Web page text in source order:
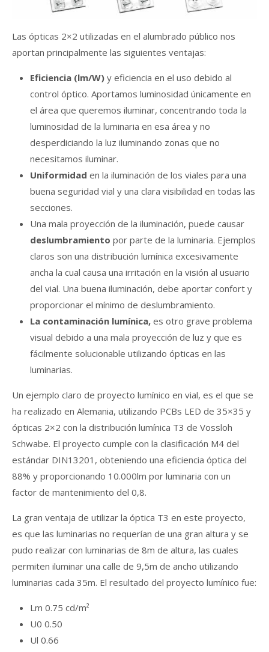
Las ópticas 2×2 utilizadas en el alumbrado público nos
aportan principalmente las siguientes ventajas:
Eficiencia (lm/W) y eficiencia en el uso debido al
control óptico. Aportamos luminosidad únicamente en
el área que queremos iluminar, concentrando toda la
luminosidad de la luminaria en esa área y no
desperdiciando la luz iluminando zonas que no
necesitamos iluminar.
Uniformidad en la iluminación de los viales para una
buena seguridad vial y una clara visibilidad en todas las
secciones.
Una mala proyección de la iluminación, puede causar
deslumbramiento por parte de la luminaria. Ejemplos
claros son una distribución lumínica excesivamente
ancha la cual causa una irritación en la visión al usuario
del vial. Una buena iluminación, debe aportar confort y
proporcionar el mínimo de deslumbramiento.
La contaminación lumínica, es otro grave problema
visual debido a una mala proyección de luz y que es
fácilmente solucionable utilizando ópticas en las
luminarias.
Un ejemplo claro de proyecto lumínico en vial, es el que se
ha realizado en Alemania, utilizando PCBs LED de 35×35 y
ópticas 2×2 con la distribución lumínica T3 de Vossloh
Schwabe. El proyecto cumple con la clasificación M4 del
estándar DIN13201, obteniendo una eficiencia óptica del
88% y proporcionando 10.000lm por luminaria con un
factor de mantenimiento del 0,8.
La gran ventaja de utilizar la óptica T3 en este proyecto,
es que las luminarias no requerían de una gran altura y se
pudo realizar con luminarias de 8m de altura, las cuales
permiten iluminar una calle de 9,5m de ancho utilizando
luminarias cada 35m. El resultado del proyecto lumínico fue:
Lm 0.75 cd/m²
U0 0.50
Ul 0.66